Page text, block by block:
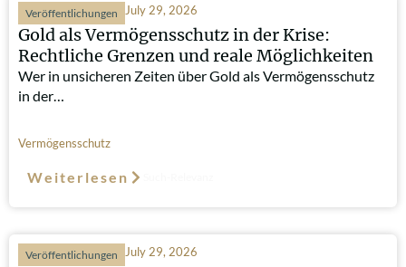
Veröffentlichungen July 29, 2026
Gold als Vermögensschutz in der Krise:
Rechtliche Grenzen und reale Möglichkeiten
Wer in unsicheren Zeiten über Gold als Vermögensschutz
in der…
Vermögensschutz
Weiterlesen
Veröffentlichungen July 29, 2026